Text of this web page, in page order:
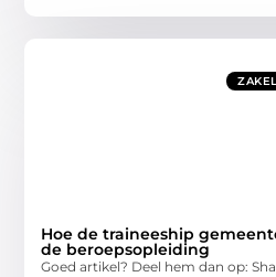
Hoe de traineeship
de beroepsopleiding
Goed artikel? Deel hem dan op: